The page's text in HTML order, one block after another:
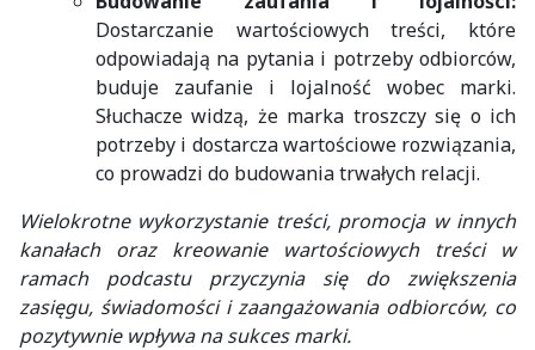
Dostarczanie wartościowych treści, które
odpowiadają na pytania i potrzeby odbiorców,
buduje zaufanie i lojalność wobec marki.
Słuchacze widzą, że marka troszczy się o ich
potrzeby i dostarcza wartościowe rozwiązania,
co prowadzi do budowania trwałych relacji.
Wielokrotne wykorzystanie treści, promocja w innych
kanałach oraz kreowanie wartościowych treści w
ramach podcastu przyczynia się do zwiększenia
zasięgu, świadomości i zaangażowania odbiorców, co
pozytywnie wpływa na sukces marki.